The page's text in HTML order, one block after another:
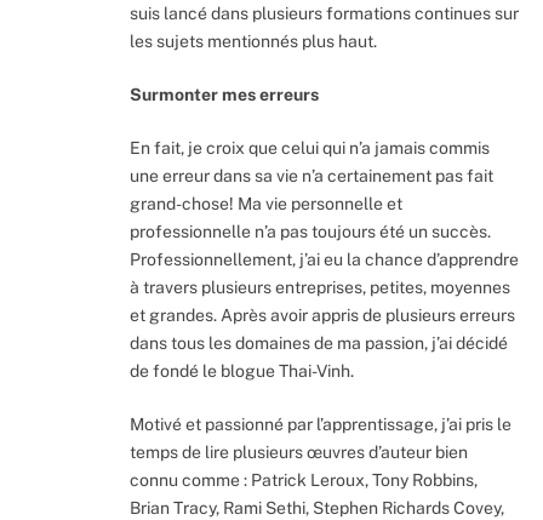
suis lancé dans plusieurs formations continues sur
les sujets mentionnés plus haut.
Surmonter mes erreurs
En fait, je croix que celui qui n’a jamais commis
une erreur dans sa vie n’a certainement pas fait
grand-chose! Ma vie personnelle et
professionnelle n’a pas toujours été un succès.
Professionnellement, j’ai eu la chance d’apprendre
à travers plusieurs entreprises, petites, moyennes
et grandes. Après avoir appris de plusieurs erreurs
dans tous les domaines de ma passion, j’ai décidé
de fondé le blogue Thai-Vinh.
Motivé et passionné par l’apprentissage, j’ai pris le
temps de lire plusieurs œuvres d’auteur bien
connu comme : Patrick Leroux, Tony Robbins,
Brian Tracy, Rami Sethi, Stephen Richards Covey,